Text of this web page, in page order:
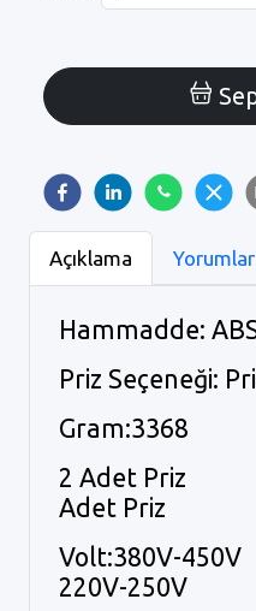
Açıklama
Hammadde:
Priz Seçeneği:
Gram:3368
2
Adet Priz
220V-